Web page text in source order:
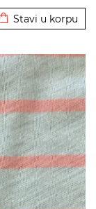
Stavi u korpu